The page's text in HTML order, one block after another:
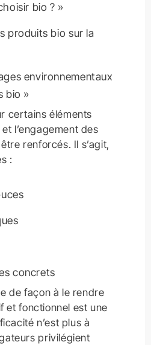
bio ? »
produits bio sur la
environnementaux
bio »
certains éléments
l’engagement des
renforcés. Il s’agit,
:
concrets
de façon à le rendre
et fonctionnel est une
n’est plus à
privilégient